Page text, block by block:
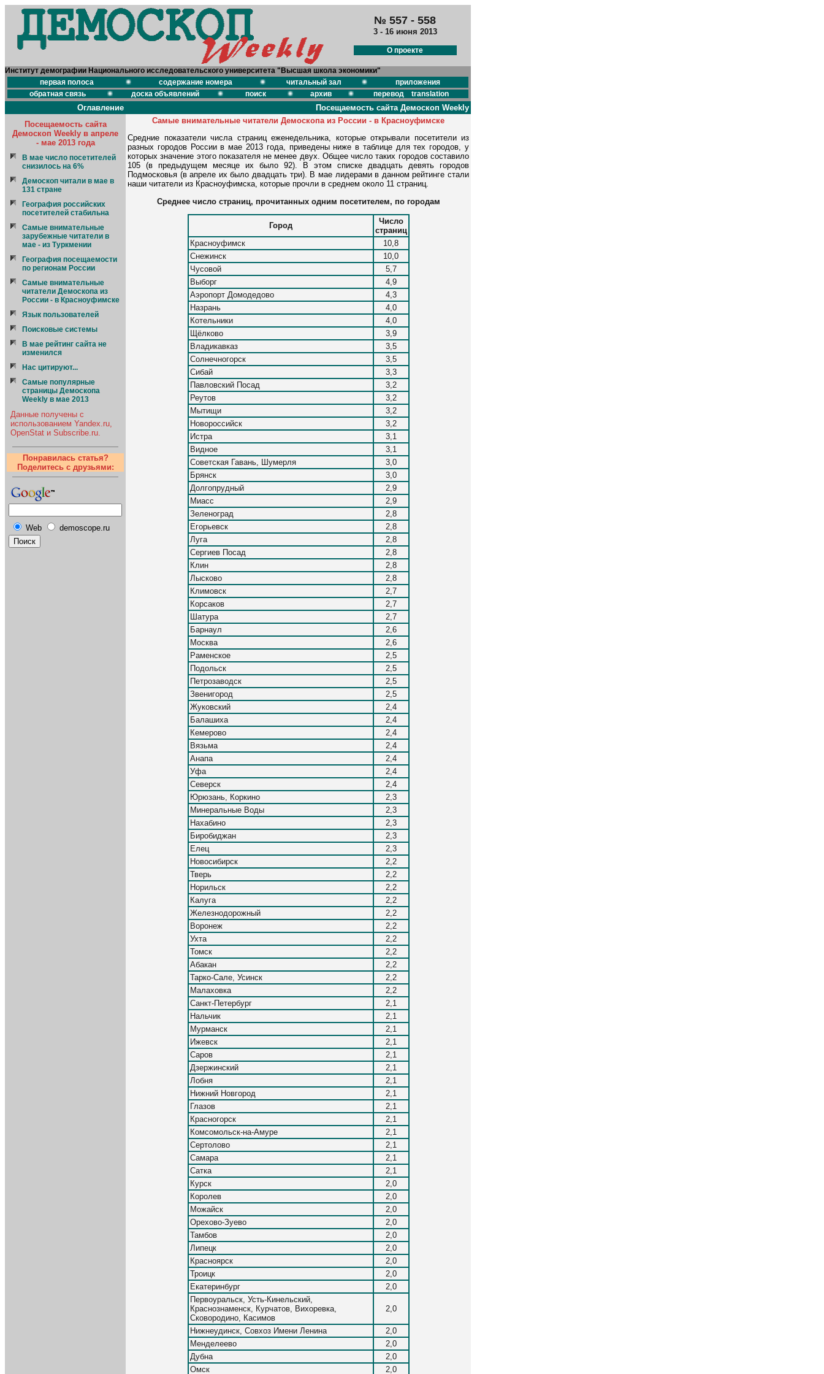
№ 557 - 558
3 - 16 июня 2013
О проекте
Институт демографии Национального исследовательского университета "Высшая школа экономики"
первая полоса
содержание номера читальный зал
приложения
обратная связь
доска объявлений поиск архив перевод translation
Оглавление
Посещаемость сайта Демоскоп Weekly
Посещаемость сайта
Демоскоп Weekly в апреле
- мае 2013 года
В мае число посетителей
снизилось на 6%
Демоскоп читали в мае в
131 стране
География российских
посетителей стабильна
Самые внимательные
зарубежные читатели в
мае - из Туркмении
География посещаемости
по регионам России
Cамые внимательные
читатели Демоскопа из
России - в Красноуфимске
Язык пользователей
Поисковые системы
В мае рейтинг сайта не
изменился
Нас цитируют...
Самые популярные
страницы Демоскопа
Weekly в мае 2013
Данные получены с
использованием Yandex.ru,
OpenStat и Subscribe.ru.
Понравилась статья?
Поделитесь с друзьями:
Web demoscope.ru
Cамые внимательные читатели Демоскопа из России - в Красноуфимске
Средние показатели числа страниц еженедельника, которые открывали посетители из
разных городов России в мае 2013 года, приведены ниже в таблице для тех городов, у
которых значение этого показателя не менее двух. Общее число таких городов составило
105 (в предыдущем месяце их было 92). В этом списке двадцать девять городов
Подмосковья (в апреле их было двадцать три). В мае лидерами в данном рейтинге стали
наши читатели из Красноуфимска, которые прочли в среднем около 11 страниц.
Среднее число страниц, прочитанных одним посетителем, по городам
Город
Число
страниц
Красноуфимск
10,8
Снежинск
10,0
Чусовой
5,7
Выборг
4,9
Аэропорт Домодедово
4,3
Назрань
4,0
Котельники
4,0
Щёлково
3,9
Владикавказ
3,5
Солнечногорск
3,5
Сибай
3,3
Павловский Посад
3,2
Реутов
3,2
Мытищи
3,2
Новороссийск
3,2
Истра
3,1
Видное
3,1
Советская Гавань, Шумерля
3,0
Брянск
3,0
Долгопрудный
2,9
Миасс
2,9
Зеленоград
2,8
Егорьевск
2,8
Луга
2,8
Сергиев Посад
2,8
Клин
2,8
Лысково
2,8
Климовск
2,7
Корсаков
2,7
Шатура
2,7
Барнаул
2,6
Москва
2,6
Раменское
2,5
Подольск
2,5
Петрозаводск
2,5
Звенигород
2,5
Жуковский
2,4
Балашиха
2,4
Кемерово
2,4
Вязьма
2,4
Анапа
2,4
Уфа
2,4
Северск
2,4
Юрюзань, Коркино
2,3
Минеральные Воды
2,3
Нахабино
2,3
Биробиджан
2,3
Елец
2,3
Новосибирск
2,2
Тверь
2,2
Норильск
2,2
Калуга
2,2
Железнодорожный
2,2
Воронеж
2,2
Ухта
2,2
Томск
2,2
Абакан
2,2
Тарко-Сале, Усинск
2,2
Малаховка
2,2
Санкт-Петербург
2,1
Нальчик
2,1
Мурманск
2,1
Ижевск
2,1
Саров
2,1
Дзержинский
2,1
Лобня
2,1
Нижний Новгород
2,1
Глазов
2,1
Красногорск
2,1
Комсомольск-на-Амуре
2,1
Сертолово
2,1
Самара
2,1
Сатка
2,1
Курск
2,0
Королев
2,0
Можайск
2,0
Орехово-Зуево
2,0
Тамбов
2,0
Липецк
2,0
Красноярск
2,0
Троицк
2,0
Екатеринбург
2,0
Первоуральск, Усть-Кинельский,
Краснознаменск, Курчатов, Вихоревка,
Сковородино, Касимов
2,0
Нижнеудинск, Совхоз Имени Ленина
2,0
Менделеево
2,0
Дубна
2,0
Омск
2,0